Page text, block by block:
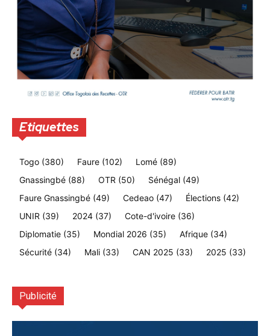
Etiquettes
Togo (380) Faure (102) Lomé (89)
Gnassingbé (88) OTR (50) Sénégal (49)
Faure Gnassingbé (49) Cedeao (47) Élections (42)
UNIR (39) 2024 (37) Cote-d'ivoire (36)
Diplomatie (35) Mondial 2026 (35) Afrique (34)
Sécurité (34) Mali (33) CAN 2025 (33) 2025 (33)
Publicité